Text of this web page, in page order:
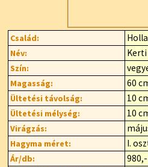
Család:
Név:
Szín:
Magasság: 60
Ültetési távolság: 10
Ültetési mélység: 10
Virágzás:
Hagyma méret: I.
Ár/db: